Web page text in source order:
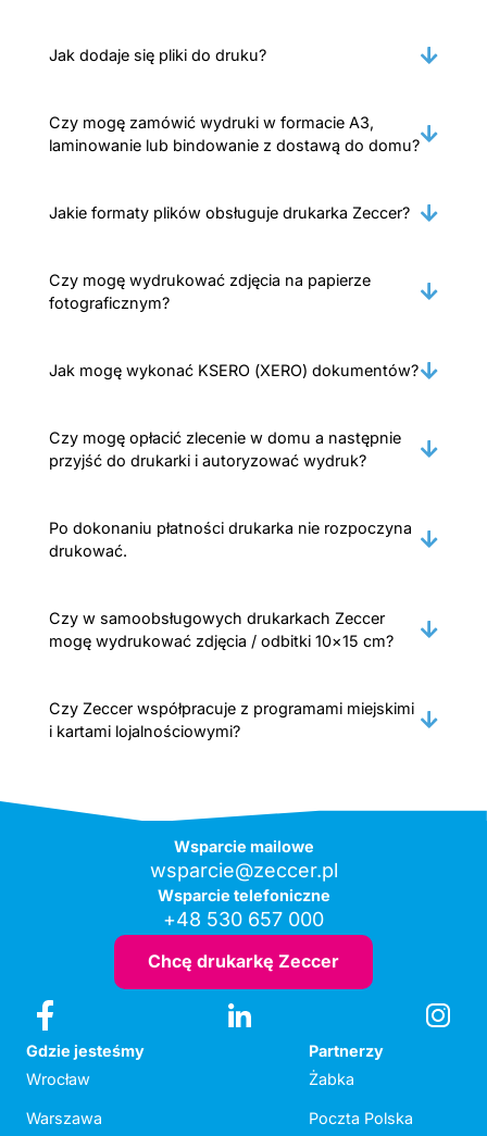
Jak dodaje się pliki do druku?
Czy mogę zamówić wydruki w formacie A3,
laminowanie lub bindowanie z dostawą do domu?
Jakie formaty plików obsługuje drukarka Zeccer?
Czy mogę wydrukować zdjęcia na papierze
fotograficznym?
Jak mogę wykonać KSERO (XERO) dokumentów?
Czy mogę opłacić zlecenie w domu a następnie
przyjść do drukarki i autoryzować wydruk?
Po dokonaniu płatności drukarka nie rozpoczyna
drukować.
Czy w samoobsługowych drukarkach Zeccer
mogę wydrukować zdjęcia / odbitki 10×15 cm?
Czy Zeccer współpracuje z programami miejskimi
i kartami lojalnościowymi?
Wsparcie mailowe
wsparcie@zeccer.pl
Wsparcie telefoniczne
+48 530 657 000
Chcę drukarkę Zeccer
Gdzie jesteśmy
Wrocław
Warszawa
Partnerzy
Żabka
Poczta Polska